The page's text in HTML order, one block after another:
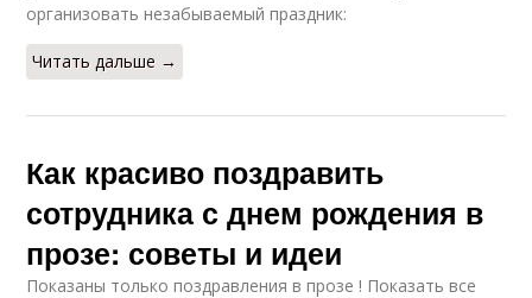
организовать незабываемый праздник:
Читать дальше →
Как красиво поздравить
сотрудника с днем рождения в
прозе: советы и идеи
Показаны только поздравления в прозе ! Показать все